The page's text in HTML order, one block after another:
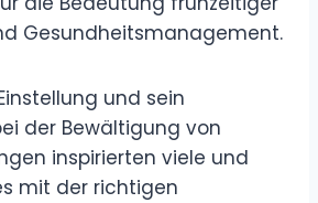
Gesundheitsmanagement.
und sein
der Bewältigung von
inspirierten viele und
mit der richtigen